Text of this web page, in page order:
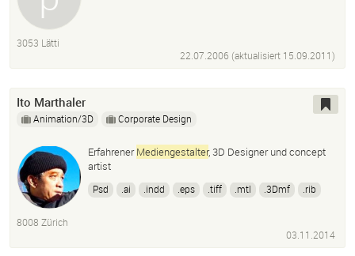
3053 Lätti
22.07.2006 (aktualisiert 15.09.2011)
Ito Marthaler
Animation/3D Corporate Design
ErfahrenerMediengestalter, 3D Designer und concept
artist
Psd .ai .indd .eps .tiff .mtl .3Dmf
.rib
8008 Zürich
03.11.2014